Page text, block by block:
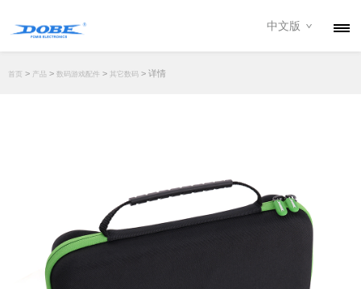
经销商
中文版
首页 > 产品 > 数码游戏配件 > 其它数码 > 详情